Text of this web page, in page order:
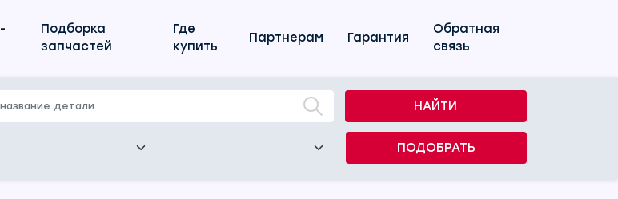
Подборка
запчастей
Где
купить
Партнерам Гарантия
Обратная
связь
НАЙТИ
ПОДОБРАТЬ